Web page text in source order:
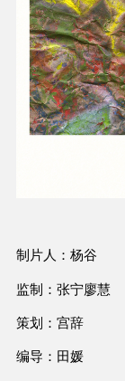
制片人：杨谷
监制：张宁廖慧
策划：宫辞
编导：田媛